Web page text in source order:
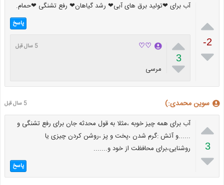

-2

آب برای ❤تولید برق های آبی❤ رشد گیاهان❤ رفع تشنگی ❤حمام.
پاسخ

3

♡♡ 5 سال قبل
مرسی
سوین محمدی:) 5 سال قبل

3

آب برای همه چیز خوبه ،مثلا به قول محدثه جان برای رفع تشنگی و
......و آتش :گرم شدن ،پخت و پز ،روشن کردن چیزی یا
روشنایی،برای محافظت از خود و.......
پاسخ